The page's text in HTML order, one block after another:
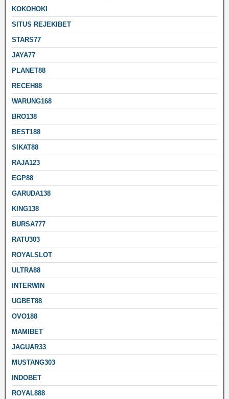
KOKOHOKI
SITUS REJEKIBET
STARS77
JAYA77
PLANET88
RECEH88
WARUNG168
BRO138
BEST188
SIKAT88
RAJA123
EGP88
GARUDA138
KING138
BURSA777
RATU303
ROYALSLOT
ULTRA88
INTERWIN
UGBET88
OVO188
MAMIBET
JAGUAR33
MUSTANG303
INDOBET
ROYAL888